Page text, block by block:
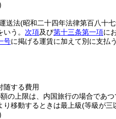
送法(昭和二十四年法律第百八十
う。 次項及び第十三条第一項に
号に掲げる運賃に加えて別に支払
随する費用
の上限は、内国旅行の場合であ
移動するときは最上級(等級が三